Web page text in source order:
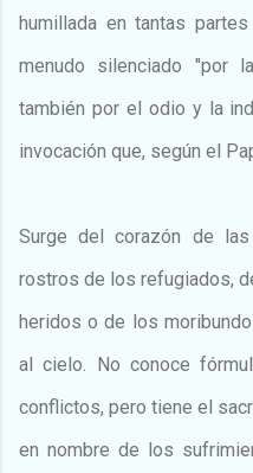
humillada en tantas
menudo silenciado "por
también por el odio y la
invocación que, según el
Surge del corazón de
rostros de los refugiados,
heridos o de los
al cielo. No conoce
conflictos, pero tiene el
en nombre de los